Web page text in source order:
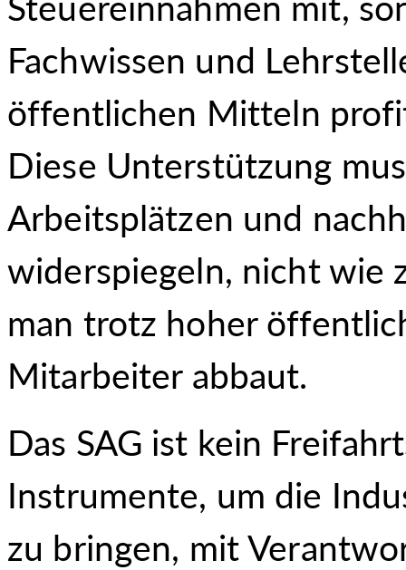
Fachwissen und
öffentlichen Mitteln
Diese Unterstützung
Arbeitsplätzen und
widerspiegeln, nicht wie
man trotz hoher
Mitarbeiter abbaut.
Das SAG ist kein
Instrumente, um die
zu bringen, mit